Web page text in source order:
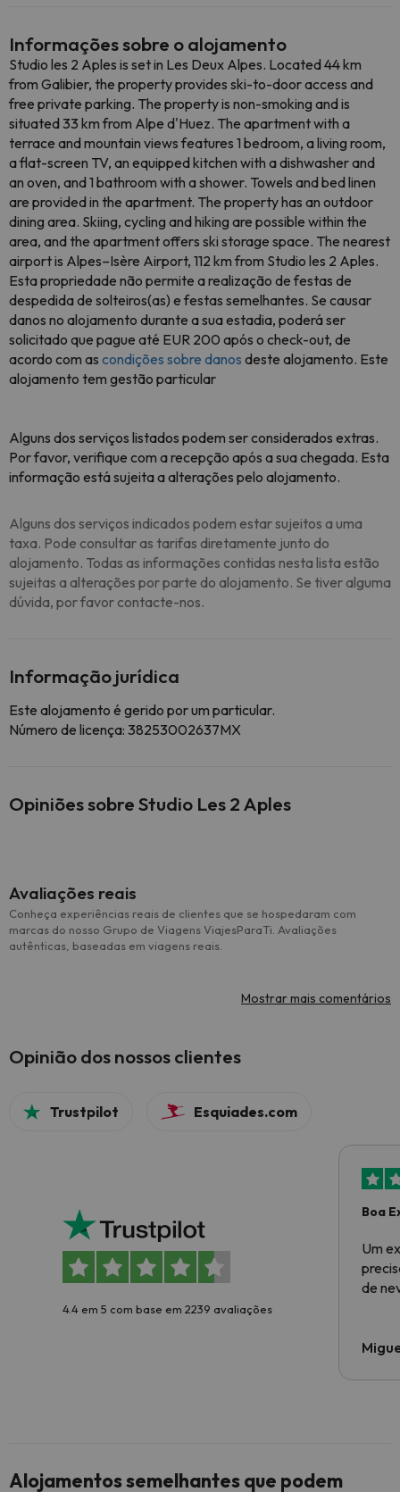
Informações sobre o alojamento
Studio les 2 Aples is set in Les Deux Alpes. Located 44 km
from Galibier, the property provides ski-to-door access and
free private parking. The property is non-smoking and is
situated 33 km from Alpe d'Huez. The apartment with a
terrace and mountain views features 1 bedroom, a living room,
a flat-screen TV, an equipped kitchen with a dishwasher and
an oven, and 1 bathroom with a shower. Towels and bed linen
are provided in the apartment. The property has an outdoor
dining area. Skiing, cycling and hiking are possible within the
area, and the apartment offers ski storage space. The nearest
airport is Alpes–Isère Airport, 112 km from Studio les 2 Aples.
Esta propriedade não permite a realização de festas de
despedida de solteiros(as) e festas semelhantes. Se causar
danos no alojamento durante a sua estadia, poderá ser
solicitado que pague até EUR 200 após o check-out, de
acordo com as condições sobre danos deste alojamento. Este
alojamento tem gestão particular
Alguns dos serviços listados podem ser considerados extras.
Por favor, verifique com a recepção após a sua chegada. Esta
informação está sujeita a alterações pelo alojamento.
Alguns dos serviços indicados podem estar sujeitos a uma
taxa. Pode consultar as tarifas diretamente junto do
alojamento. Todas as informações contidas nesta lista estão
sujeitas a alterações por parte do alojamento. Se tiver alguma
dúvida, por favor contacte-nos.
Informação jurídica
Este alojamento é gerido por um particular.
Número de licença: 38253002637MX
Opiniões sobre Studio Les 2 Aples
Avaliações reais
Conheça experiências reais de clientes que se hospedaram com
marcas do nosso Grupo de Viagens ViajesParaTi. Avaliações
autênticas, baseadas em viagens reais.
Mostrar mais comentários
Opinião dos nossos clientes
Trustpilot Esquiades.com
4.4 em 5 com base em 2239 avaliações
Boa
Um
de
Alojamentos semelhantes que podem